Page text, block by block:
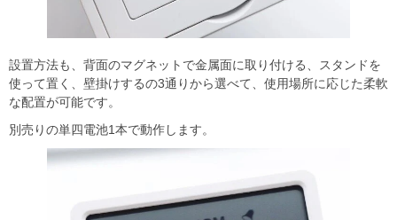
​設置方法も、背面のマグネットで金属面に取り付ける、スタンドを
使って置く、壁掛けするの3通りから選べて、使用場所に応じた柔軟
な配置が可能です。​
別売りの単四電池1本で動作します。